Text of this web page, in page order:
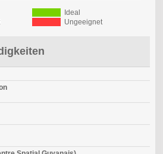
Ideal
Ungeeignet